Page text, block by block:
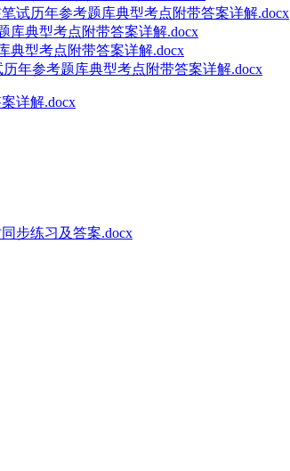
试历年参考题库典型考点附带答案详解.docx
库典型考点附带答案详解.docx
典型考点附带答案详解.docx
年参考题库典型考点附带答案详解.docx
详解.docx
步练习及答案.docx